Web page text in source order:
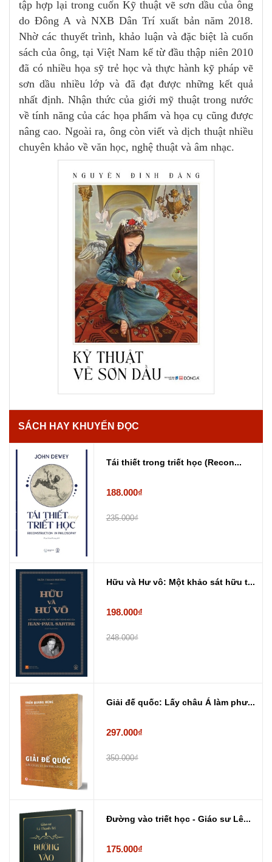
tập hợp lại trong cuốn Kỹ thuật vẽ sơn dầu của ông
do Đông A và NXB Dân Trí xuất bản năm 2018.
Nhờ các thuyết trình, khảo luận và đặc biệt là cuốn
sách của ông, tại Việt Nam kể từ đầu thập niên 2010
đã có nhiều họa sỹ trẻ học và thực hành kỹ pháp vẽ
sơn dầu nhiều lớp và đã đạt được những kết quả
nhất định. Nhận thức của giới mỹ thuật trong nước
về tính năng của các họa phẩm và họa cụ cũng được
nâng cao. Ngoài ra, ông còn viết và dịch thuật nhiều
chuyên khảo về văn học, nghệ thuật và âm nhạc.
SÁCH HAY KHUYẾN ĐỌC
Tái thiết trong triết học (Recon...
188.000₫
235.000₫
Hữu và Hư vô: Một khảo sát hữu t...
198.000₫
248.000₫
Giải đế quốc: Lấy châu Á làm phư...
297.000₫
350.000₫
Đường vào triết học - Giáo sư Lê...
175.000₫